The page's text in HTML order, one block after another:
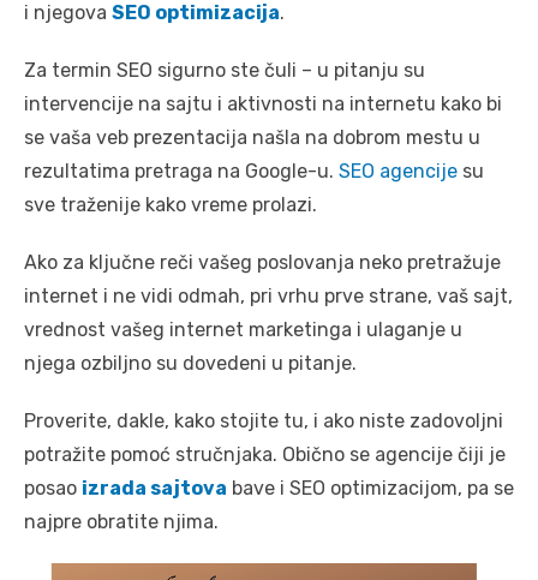
i njegova SEO optimizacija.
Za termin SEO sigurno ste čuli – u pitanju su
intervencije na sajtu i aktivnosti na internetu kako bi
se vaša veb prezentacija našla na dobrom mestu u
rezultatima pretraga na Google-u. SEO agencije su
sve traženije kako vreme prolazi.
Ako za ključne reči vašeg poslovanja neko pretražuje
internet i ne vidi odmah, pri vrhu prve strane, vaš sajt,
vrednost vašeg internet marketinga i ulaganje u
njega ozbiljno su dovedeni u pitanje.
Proverite, dakle, kako stojite tu, i ako niste zadovoljni
potražite pomoć stručnjaka. Obično se agencije čiji je
posao izrada sajtova bave i SEO optimizacijom, pa se
najpre obratite njima.